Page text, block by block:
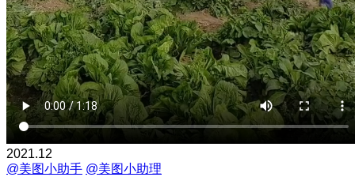
2021.12
@美图小助手 @美图小助理